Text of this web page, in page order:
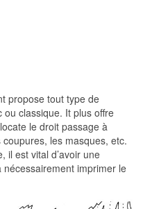
propose tout type de
classique. It plus offre
le droit passage à
les masques, etc.
il est vital d’avoir une
imprimer le